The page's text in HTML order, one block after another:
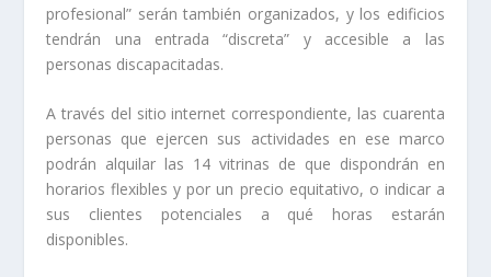
profesional” serán también organizados, y los edificios
tendrán una entrada “discreta” y accesible a las
personas discapacitadas.
A través del sitio internet correspondiente, las cuarenta
personas que ejercen sus actividades en ese marco
podrán alquilar las 14 vitrinas de que dispondrán en
horarios flexibles y por un precio equitativo, o indicar a
sus clientes potenciales a qué horas estarán
disponibles.